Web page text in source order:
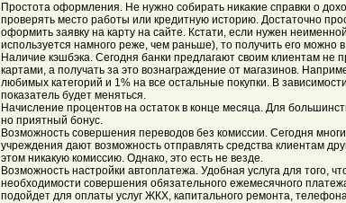
Простота оформления. Не нужно собирать никакие справки о
проверять место работы или кредитную историю. Достаточно
оформить заявку на карту на сайте. Кстати, если нужен
используется намного реже, чем раньше), то получить его можно
Наличие кэшбэка. Сегодня банки предлагают своим клиентам не
картами, а получать за это вознаграждение от магазинов.
любимых категорий и 1% на все остальные покупки. В
показатель будет меняться.
Начисление процентов на остаток в конце месяца. Для
но приятный бонус.
Возможность совершения переводов без комиссии. Сегодня
учреждения дают возможность отправлять средства клиентам
этом никакую комиссию. Однако, это есть не везде.
Возможность настройки автоплатежа. Удобная услуга для того,
необходимости совершения обязательного ежемесячного
подойдет для оплаты услуг ЖКХ, капитального ремонта,